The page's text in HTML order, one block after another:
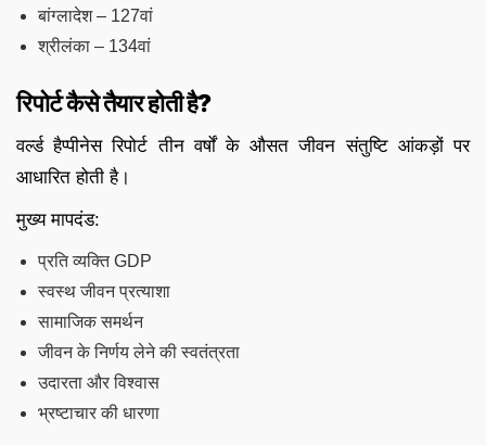
बांग्लादेश – 127वां
श्रीलंका – 134वां
रिपोर्ट कैसे तैयार होती है?
वर्ल्ड हैप्पीनेस रिपोर्ट तीन वर्षों के औसत जीवन संतुष्टि आंकड़ों पर
आधारित होती है।
मुख्य मापदंड:
प्रति व्यक्ति GDP
स्वस्थ जीवन प्रत्याशा
सामाजिक समर्थन
जीवन के निर्णय लेने की स्वतंत्रता
उदारता और विश्वास
भ्रष्टाचार की धारणा